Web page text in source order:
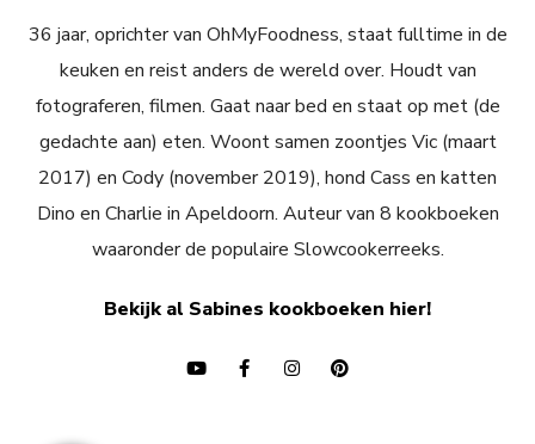
36 jaar, oprichter van OhMyFoodness, staat fulltime in de
keuken en reist anders de wereld over. Houdt van
fotograferen, filmen. Gaat naar bed en staat op met (de
gedachte aan) eten. Woont samen zoontjes Vic (maart
2017) en Cody (november 2019), hond Cass en katten
Dino en Charlie in Apeldoorn. Auteur van 8 kookboeken
waaronder de populaire Slowcookerreeks.
Bekijk al Sabines kookboeken hier!